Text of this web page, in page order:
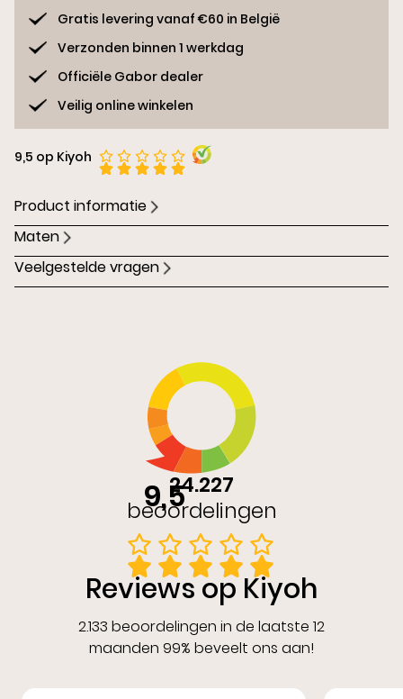
Gratis levering vanaf €60 in België
Verzonden binnen 1 werkdag
Officiële Gabor dealer
Veilig online winkelen
9,5 op Kiyoh
Product informatie
Maten
Veelgestelde vragen
9,524.227
beoordelingen
Reviews op Kiyoh
2.133 beoordelingen in de laatste 12
maanden 99% beveelt ons aan!